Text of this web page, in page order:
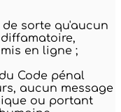
sorte qu'aucun
en ligne ;
Code pénal
aucun message
ou portant